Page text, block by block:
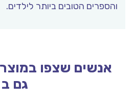
והספרים הטובים ביותר לילדים.
אנשים שצפו
גם ב